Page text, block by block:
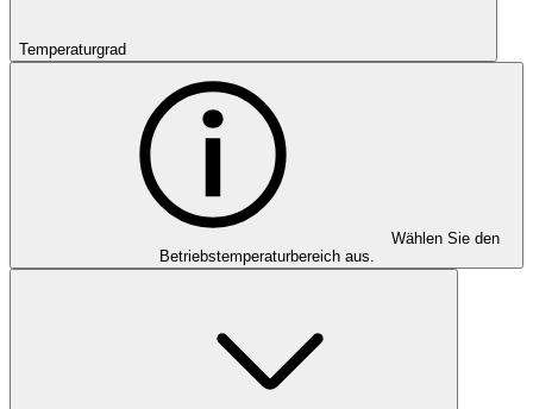
Temperaturgrad
Wählen Sie den
Betriebstemperaturbereich aus.